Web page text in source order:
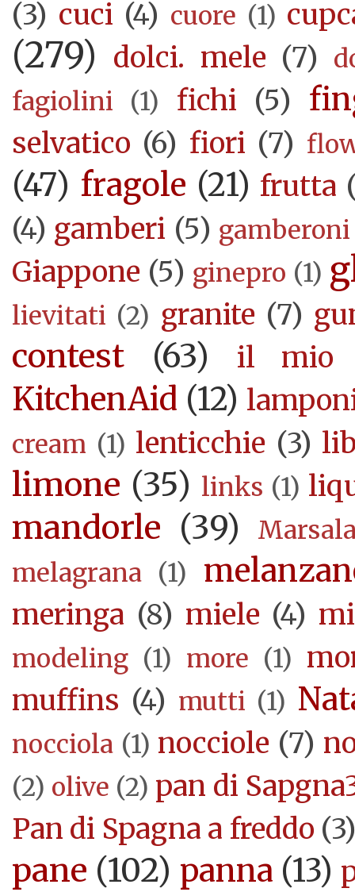
(3) cuci (4) cuore (1)
(279) dolci. mele (7)
fagiolini (1) fichi (5)
selvatico (6) fiori (7)
(47) fragole (21) frutta
(4) gamberi (5) gamberoni
Giappone (5) ginepro (1)
lievitati (2) granite (7)
contest (63) il mio
KitchenAid (12)
cream (1) lenticchie (3)
limone (35) links (1)
mandorle (39)
melagrana (1)
meringa (8) miele (4)
modeling (1) more (1)
muffins (4) mutti (1)
nocciola (1) nocciole (7)
(2) olive (2) pan di
Pan di Spagna a freddo (3)
pane (102) panna (13)